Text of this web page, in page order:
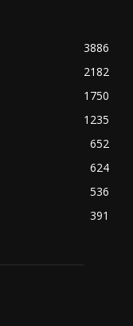
3886
2182
1750
1235
652
624
536
391